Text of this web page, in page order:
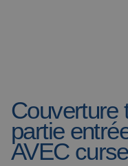
Toiles de
Cabines de
soudage
À propos de nous
Actualités
Couverture
partie
AVEC